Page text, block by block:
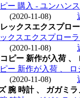
ー 購入 - ユンハン
(2020-11-08)
ックスエクスプロ
クスエクスプロー
(2020-11-08)
ピー 新作が入荷
ー 新作が入荷 、
(2020-11-08)
腕 時計 、 ガガミ